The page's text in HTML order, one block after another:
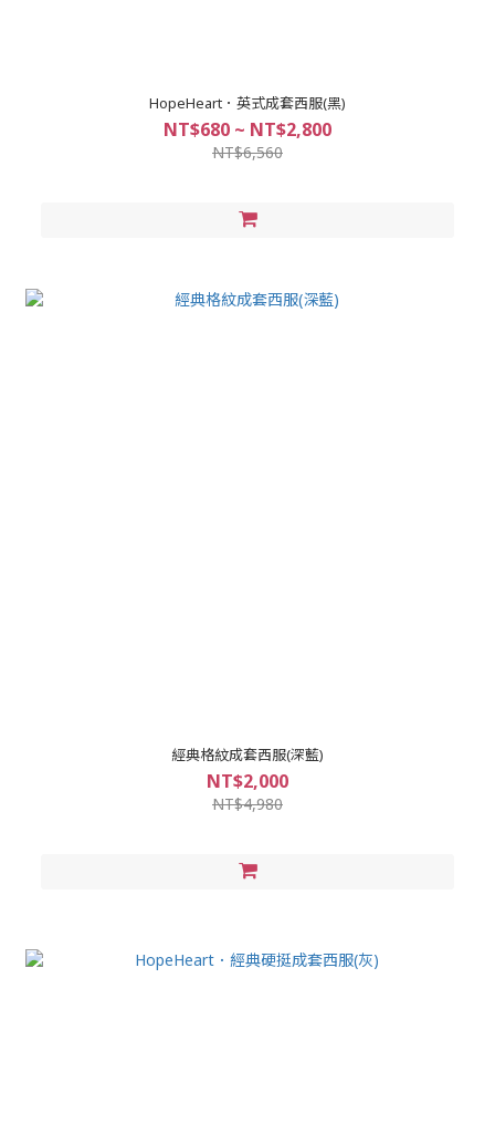
HopeHeart．英式成套西服(黑)
NT$680 ~ NT$2,800
NT$6,560
經典格紋成套西服(深藍)
NT$2,000
NT$4,980